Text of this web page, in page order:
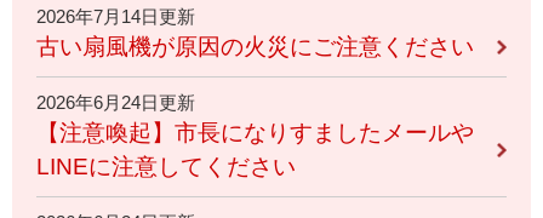
2026年7月14日更新
古い扇風機が原因の火災にご注意ください
2026年6月24日更新
【注意喚起】市長になりすましたメールや
LINEに注意してください